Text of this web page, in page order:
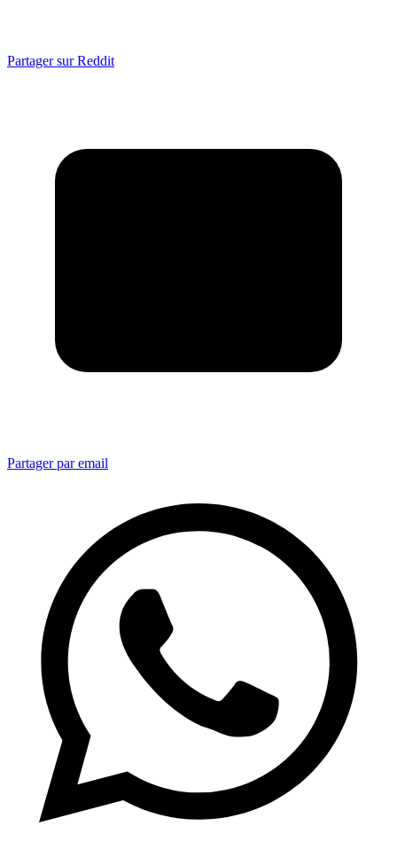
Partager sur Reddit
Partager par email